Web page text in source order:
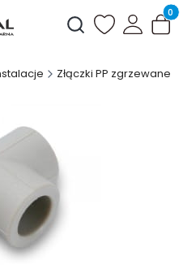
Otwórz
Złączki PP zgrzewane